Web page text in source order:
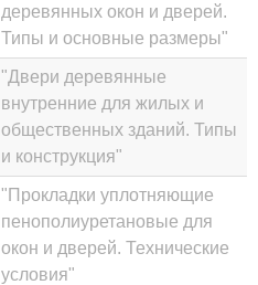
деревянных окон и дверей.
Типы и основные размеры"
"Двери деревянные
внутренние для жилых и
общественных зданий. Типы
и конструкция"
"Прокладки уплотняющие
пенополиуретановые для
окон и дверей. Технические
условия"